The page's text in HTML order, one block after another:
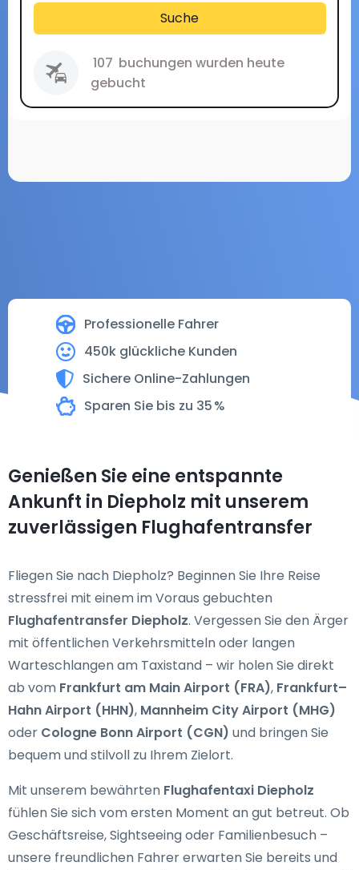
Professionelle Fahrer
450k glückliche Kunden
Sichere Online-Zahlungen
Sparen Sie bis zu 35 %
Suche
107 buchungen wurden heute
gebucht
Genießen Sie eine entspannte
Ankunft in Diepholz mit unserem
zuverlässigen Flughafentransfer
Fliegen Sie nach Diepholz? Beginnen Sie Ihre Reise
stressfrei mit einem im Voraus gebuchten
Flughafentransfer Diepholz. Vergessen Sie den Ärger
mit öffentlichen Verkehrsmitteln oder langen
Warteschlangen am Taxistand – wir holen Sie direkt
ab vom Frankfurt am Main Airport (FRA), Frankfurt–
Hahn Airport (HHN), Mannheim City Airport (MHG)
oder Cologne Bonn Airport (CGN) und bringen Sie
bequem und stilvoll zu Ihrem Zielort.
Mit unserem bewährten Flughafentaxi Diepholz
fühlen Sie sich vom ersten Moment an gut betreut. Ob
Geschäftsreise, Sightseeing oder Familienbesuch –
unsere freundlichen Fahrer erwarten Sie bereits und